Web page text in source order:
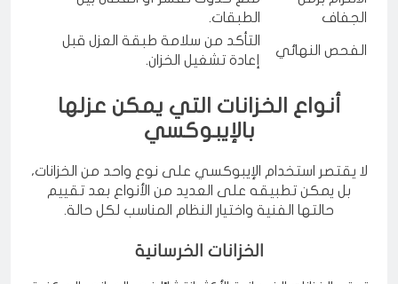
الالتزام بزمن
منع حدوث تقشر أو انفصال بين
الطبقات.
التأكد من سلامة طبقة العزل قبل
أنواع الخزانات التي يمكن عزلها
بالإيبوكسي
لا يقتصر استخدام الإيبوكسي على نوع واحد من الخزانات،
بل يمكن تطبيقه على العديد من الأنواع بعد تقييم
الخزانات الخرسانية